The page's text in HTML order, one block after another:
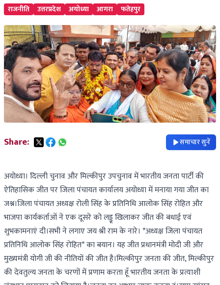
राजनीति उत्तरप्रदेश अयोध्या आगरा फतेहपुर
Share: समाचार सुनें
अयोध्या। दिल्ली चुनाव और मिल्कीपुर उपचुनाव में भारतीय जनता पार्टी की
ऐतिहासिक जीत पर जिला पंचायत कार्यालय अयोध्या में मनाया गया जीत का
जश्न।जिला पंचायत अध्यक्ष रोली सिंह के प्रतिनिधि आलोक सिंह रोहित और
भाजपा कार्यकर्ताओं ने एक दूसरे को लड्डू खिलाकर जीत की बधाई एवं
शुभकामनाएं दी।सभी ने लगाए जय श्री राम के नारे। *अध्यक्ष जिला पंचायत
प्रतिनिधि आलोक सिंह रोहित* का बयान। यह जीत प्रधानमंत्री मोदी जी और
मुख्यमंत्री योगी जी की नीतियों की जीत है।मिल्कीपुर जनता की जीत, मिल्कीपुर
की देवतुल्य जनता के चरणों में प्रणाम करता हूँ भारतीय जनता के प्रत्याशी